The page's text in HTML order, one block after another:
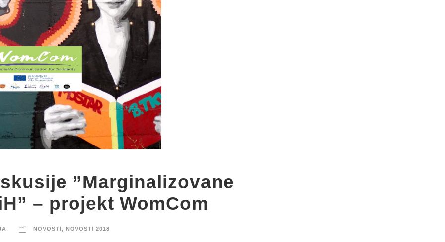
”Marginalizovane
– projekt WomCom
NOVOSTI, NOVOSTI 2018